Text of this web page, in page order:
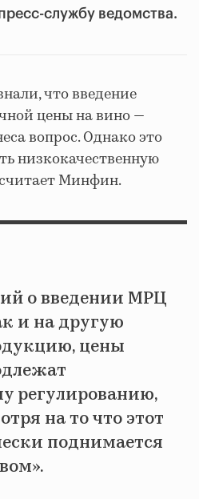
службу ведомства.
что введение
цены на вино —
вопрос. Однако это
низкокачественную
Минфин.
о введении МРЦ
и на другую
цены
регулированию,
на то что этот
поднимается